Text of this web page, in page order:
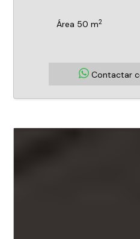
Área 50 m2
Contactar